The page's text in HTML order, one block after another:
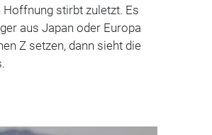
stirbt zuletzt. Es
aus Japan oder Europa
Z setzen, dann sieht die